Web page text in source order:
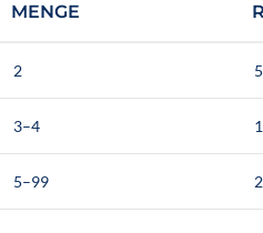
MENGE
2
3–4
5–99